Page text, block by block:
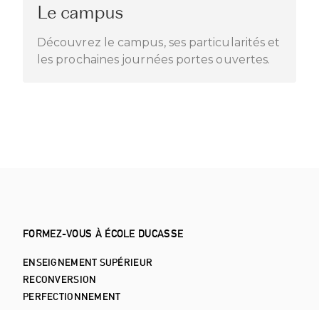
Le campus
Découvrez le campus, ses particularités et
les prochaines journées portes ouvertes.
FORMEZ-VOUS À ÉCOLE DUCASSE
ENSEIGNEMENT SUPÉRIEUR
RECONVERSION
PERFECTIONNEMENT